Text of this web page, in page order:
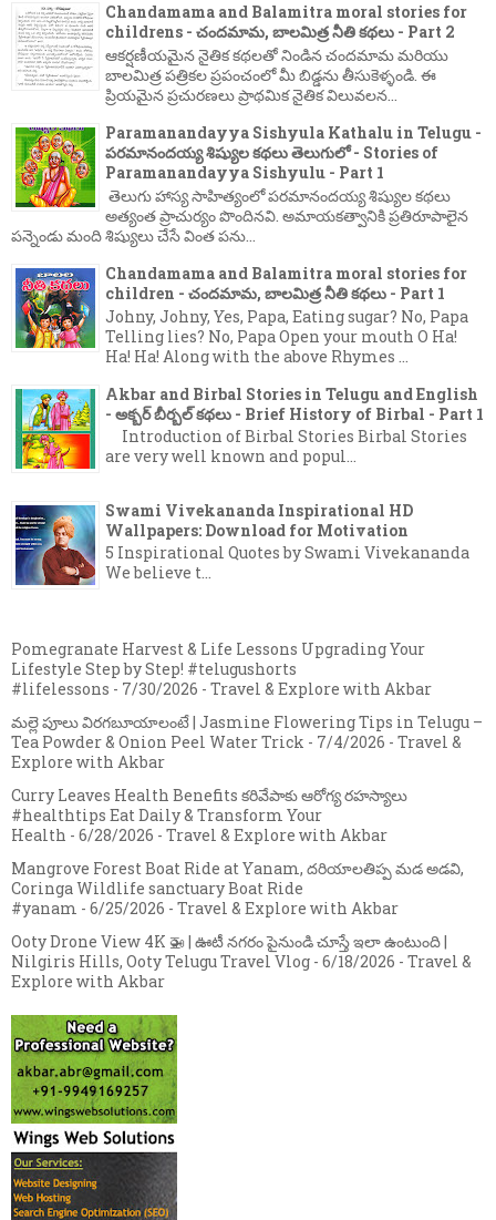
Chandamama and Balamitra moral stories for
childrens - చందమామ, బాలమిత్ర నీతి కథలు - Part 2
ఆకర్షణీయమైన నైతిక కథలతో నిండిన చందమామ మరియు
బాలమిత్ర పత్రికల ప్రపంచంలో మీ బిడ్డను తీసుకెళ్ళండి. ఈ
ప్రియమైన ప్రచురణలు ప్రాథమిక నైతిక విలువలన...
Paramanandayya Sishyula Kathalu in Telugu -
పరమానందయ్య శిష్యుల కథలు తెలుగులో - Stories of
Paramanandayya Sishyulu - Part 1
తెలుగు హాస్య సాహిత్యంలో పరమానందయ్య శిష్యుల కథలు
అత్యంత ప్రాచుర్యం పొందినవి. అమాయకత్వానికి ప్రతిరూపాలైన
పన్నెండు మంది శిష్యులు చేసే వింత పను...
Chandamama and Balamitra moral stories for
children - చందమామ, బాలమిత్ర నీతి కథలు - Part 1
Johny, Johny, Yes, Papa, Eating sugar? No, Papa
Telling lies? No, Papa Open your mouth O Ha!
Ha! Ha! Along with the above Rhymes ...
Akbar and Birbal Stories in Telugu and English
- అక్బర్ బీర్బల్ కథలు - Brief History of Birbal - Part 1
Introduction of Birbal Stories Birbal Stories
are very well known and popul...
Swami Vivekananda Inspirational HD
Wallpapers: Download for Motivation
5 Inspirational Quotes by Swami Vivekananda
We believe t...
Pomegranate Harvest & Life Lessons Upgrading Your
Lifestyle Step by Step! #telugushorts
#lifelessons - 7/30/2026 - Travel & Explore with Akbar
మల్లె పూలు విరగబూయాలంటే | Jasmine Flowering Tips in Telugu –
Tea Powder & Onion Peel Water Trick - 7/4/2026 - Travel &
Explore with Akbar
Curry Leaves Health Benefits కరివేపాకు ఆరోగ్య రహస్యాలు
#healthtips Eat Daily & Transform Your
Health - 6/28/2026 - Travel & Explore with Akbar
Mangrove Forest Boat Ride at Yanam, దరియాలతిప్ప మడ అడవి,
Coringa Wildlife sanctuary Boat Ride
#yanam - 6/25/2026 - Travel & Explore with Akbar
Ooty Drone View 4K 🚁 | ఊటీ నగరం పైనుండి చూస్తే ఇలా ఉంటుంది |
Nilgiris Hills, Ooty Telugu Travel Vlog - 6/18/2026 - Travel &
Explore with Akbar